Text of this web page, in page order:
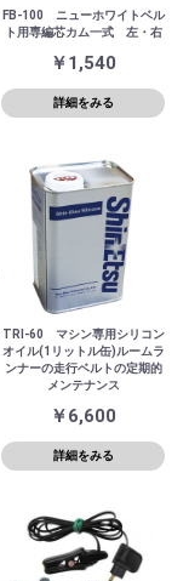
FB-100 ニューホワイトベル
ト用専編芯カム一式 左・右
￥1,540
詳細をみる
TRI-60 マシン専用シリコン
オイル(1リットル缶)ルームラ
ンナーの走行ベルトの定期的
メンテナンス
￥6,600
詳細をみる